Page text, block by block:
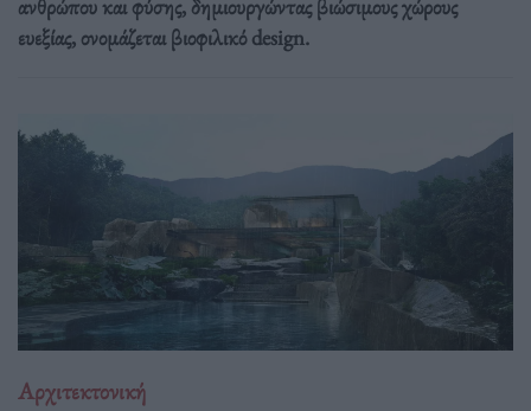
ανθρώπου και φύσης, δημιουργώντας βιώσιμους χώρους
ευεξίας, ονομάζεται βιοφιλικό design.
Αρχιτεκτονική